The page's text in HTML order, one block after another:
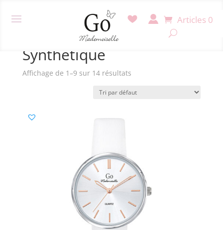
Articles 0
/ Produit Matière bracelet filtre / Synthétique
Synthétique
Affichage de 1–9 sur 14 résultats